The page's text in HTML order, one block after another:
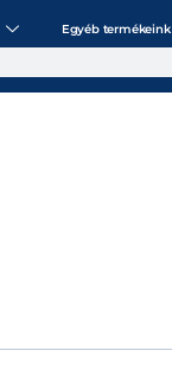
Egyéb termékeink